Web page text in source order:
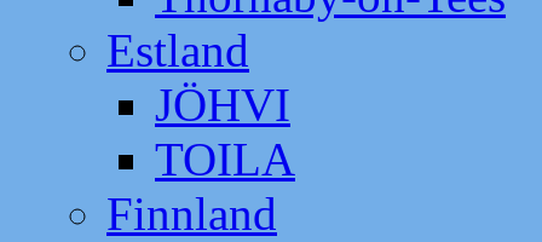
Estland
JÖHVI
TOILA
Finnland